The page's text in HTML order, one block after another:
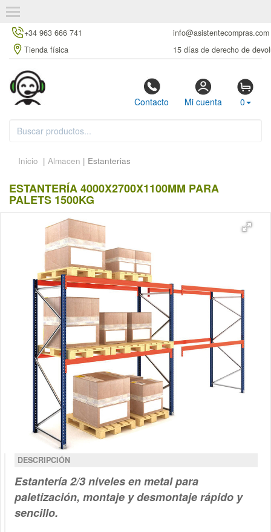
+34 963 666 741
info@asistentecompras.com
Tienda física
15 días de derecho de
Contacto Mi cuenta 0
Inicio | Almacen | Estanterias
ESTANTERÍA 4000X2700X1100MM PARA
PALETS 1500KG
DESCRIPCIÓN
Estantería 2/3 niveles en metalpara
paletización, montaje y desmontaje rápido y
sencillo.